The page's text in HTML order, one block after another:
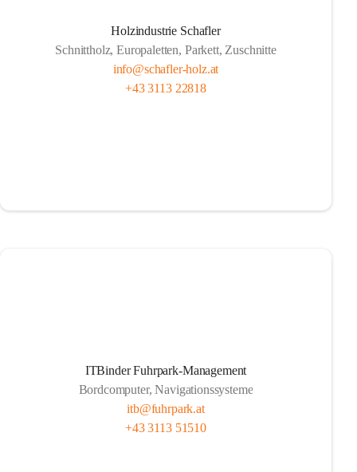
Holzindustrie Schafler
Schnittholz, Europaletten, Parkett, Zuschnitte
info@schafler-holz.at
+43 3113 22818
ITBinder Fuhrpark-Management
Bordcomputer, Navigationssysteme
itb@fuhrpark.at
+43 3113 51510